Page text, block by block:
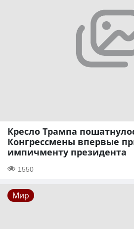
Кресло Трампа
Конгрессмены впервые
импичменту президента
1550
Мир